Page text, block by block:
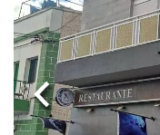
Anterior